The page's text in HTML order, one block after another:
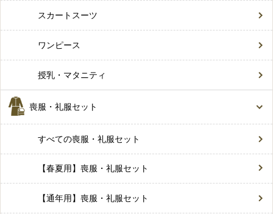
スカートスーツ
ワンピース
授乳・マタニティ
喪服・礼服セット
すべての喪服・礼服セット
【春夏用】喪服・礼服セット
【通年用】喪服・礼服セット